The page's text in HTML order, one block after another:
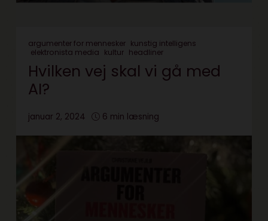
argumenter for mennesker kunstig intelligens
elektronista media kultur headliner
Hvilken vej skal vi gå med
AI?
januar 2, 2024 6 min læsning